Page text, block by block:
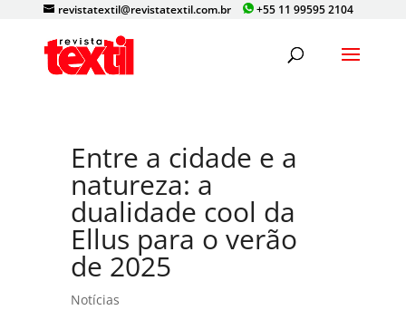
+55 11 99595 2104
revistatextil@revistatextil.com.br
Entre a cidade e a
natureza: a
dualidade cool da
Ellus para o verão
de 2025
Notícias